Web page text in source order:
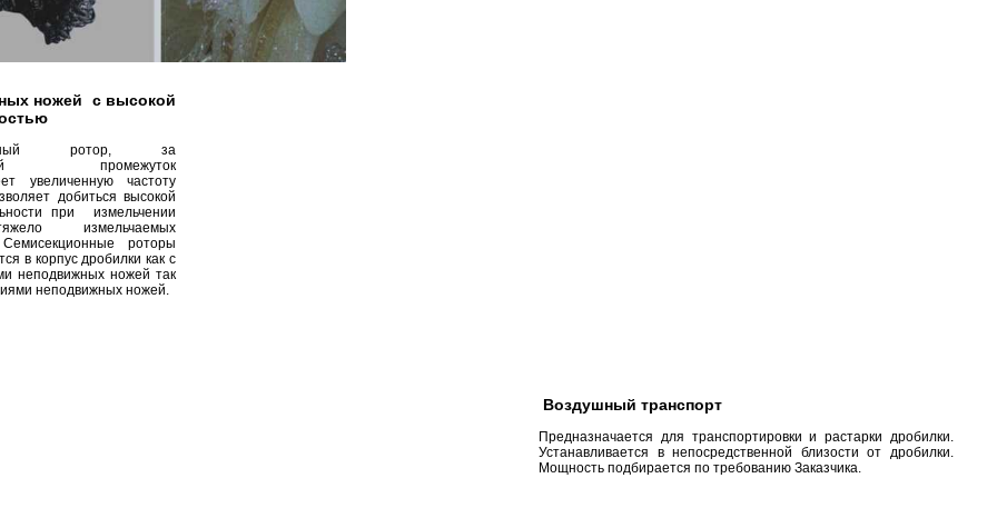
ножей с высокой
ротор, за
промежуток
увеличенную частоту
добиться высокой
при измельчении
измельчаемых
роторы
в корпус дробилки как с
неподвижных ножей так
неподвижных ножей.
Воздушный транспорт
Предназначается для транспортировки и растарки дробилки.
Устанавливается в непосредственной близости от дробилки.
Мощность подбирается по требованию Заказчика.